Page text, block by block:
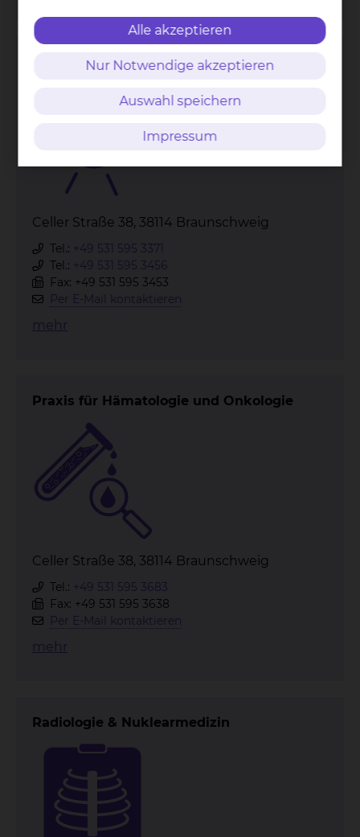
Strahlentherapie & Radioonkologie
Celler Straße 38, 38114 Braunschweig
Tel.: +49 531 595 3371
Tel.: +49 531 595 3456
Fax: +49 531 595 3453
Per E-Mail kontaktieren
mehr
Praxis für Hämatologie und Onkologie
Celler Straße 38, 38114 Braunschweig
Tel.: +49 531 595 3683
Fax: +49 531 595 3638
Per E-Mail kontaktieren
mehr
Radiologie & Nuklearmedizin
Alle akzeptieren
Nur Notwendige akzeptieren
Auswahl speichern
Impressum